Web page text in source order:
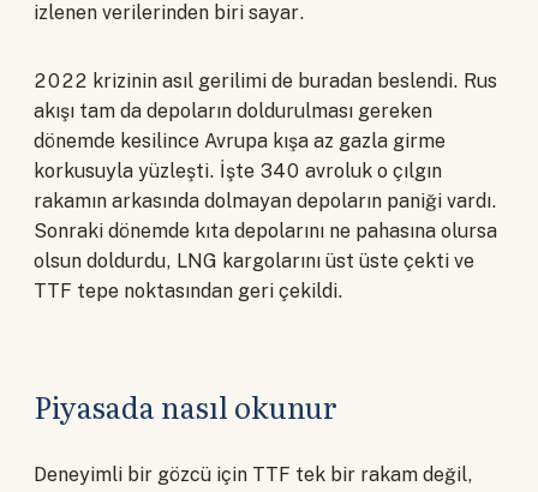
izlenen verilerinden biri sayar.
2022 krizinin asıl gerilimi de buradan beslendi. Rus
akışı tam da depoların doldurulması gereken
dönemde kesilince Avrupa kışa az gazla girme
korkusuyla yüzleşti. İşte 340 avroluk o çılgın
rakamın arkasında dolmayan depoların paniği vardı.
Sonraki dönemde kıta depolarını ne pahasına olursa
olsun doldurdu, LNG kargolarını üst üste çekti ve
TTF tepe noktasından geri çekildi.
Piyasada nasıl okunur
Deneyimli bir gözcü için TTF tek bir rakam değil,